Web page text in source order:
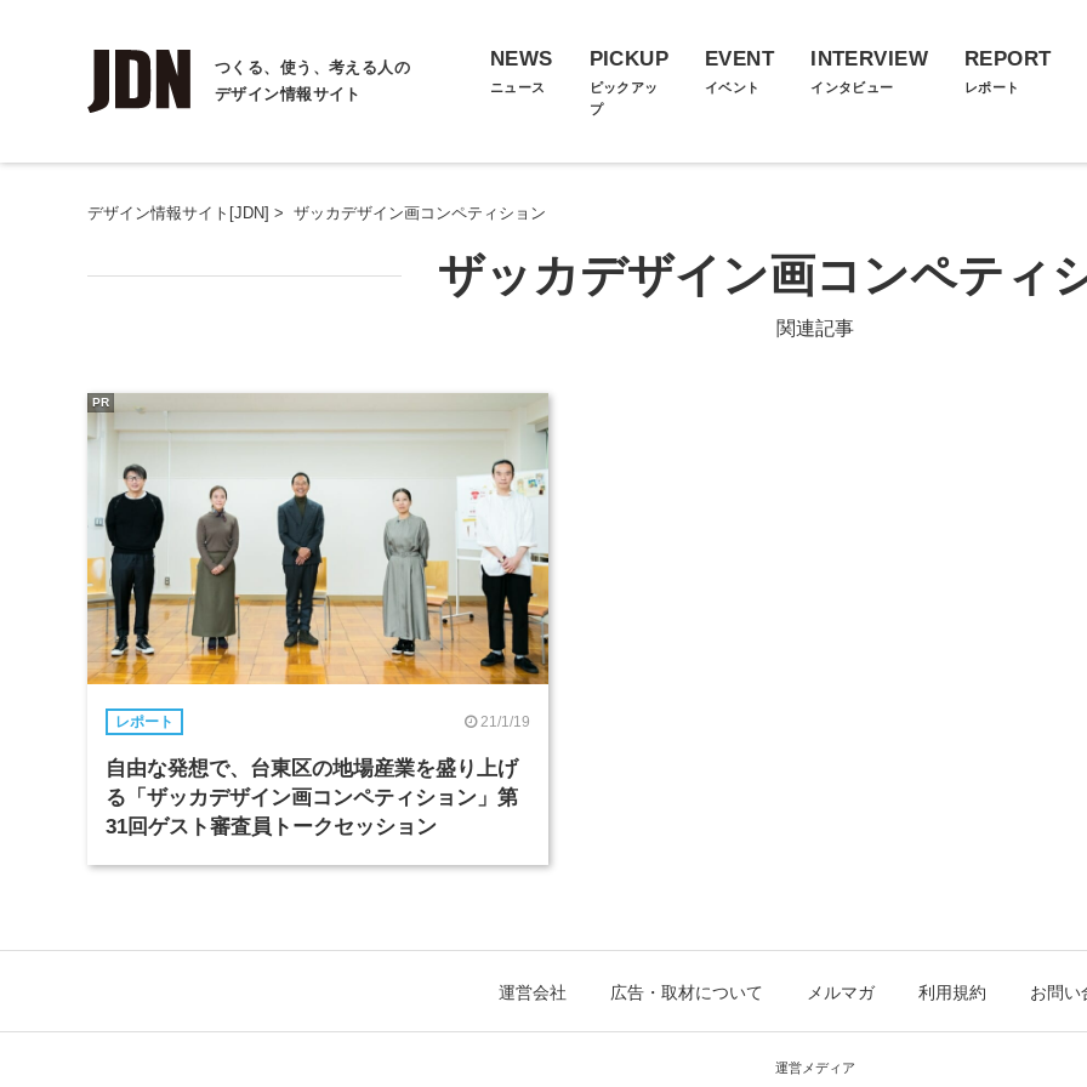
つくる、使う、考える人の
デザイン情報サイト
NEWS
ニュース
PICKUP
ピックアッ
プ
EVENT
イベント
INTERVIEW
インタビュー
REPORT
レポート
デザイン情報サイト[JDN] > ザッカデザイン画コンペティション
ザッカデザイン画コンペティ
関連記事
レポート 21/1/19
自由な発想で、台東区の地場産業を盛り上げ
る「ザッカデザイン画コンペティション」第
31回ゲスト審査員トークセッション
PR
運営会社 広告・取材について メルマガ 利用規約 お問い
運営メディア